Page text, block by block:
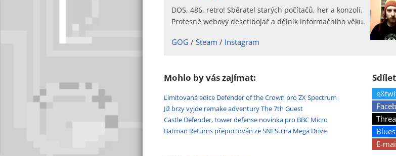
DOS, 486, retro! Sběratel starých počítačů, her a konzolí.
Profesně webový desetibojař a dělník informačního věku.
GOG Steam Instagram
Mohlo by vás zajímat:
Limitovaná edice Defender of the Crown pro ZX Spectrum
Již brzy vyjde remake adventury The 7th Guest
Castle Defender, tower defense novinka pro BBC Micro
Batman Returns přeportován ze SNESu na Mega Drive
E-